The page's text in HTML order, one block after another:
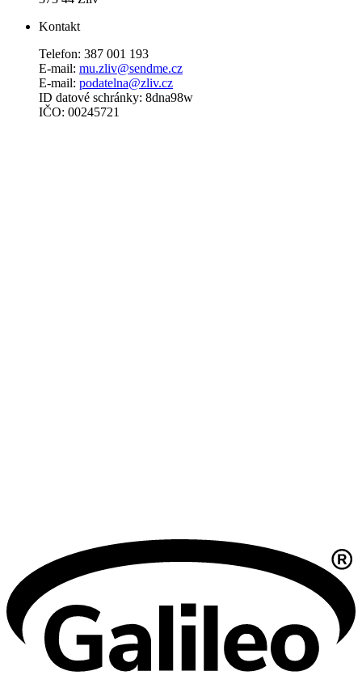
Kontakt
Telefon: 387 001 193
E-mail: mu.zliv@sendme.cz
E-mail: podatelna@zliv.cz
ID datové schránky: 8dna98w
IČO: 00245721